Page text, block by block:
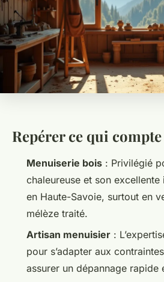
Repérer ce qui compte
Menuiserie bois : Privilégié
chaleureuse et son excellente
en Haute-Savoie, surtout en
mélèze traité.
Artisan menuisier :
pour s’adapter aux
assurer un dépannage rapide